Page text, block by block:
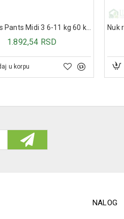
Pampers Pants Midi 3 6-11 kg 60 komada
1.892,54 RSD
u korpu
NALOG